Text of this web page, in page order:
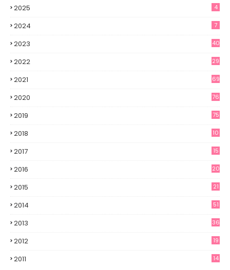
2025 4
2024 7
2023 40
2022 29
2021 69
2020 76
2019 75
2018 10
2017 15
2016 20
2015 21
2014 51
2013 36
2012
19
2011
14